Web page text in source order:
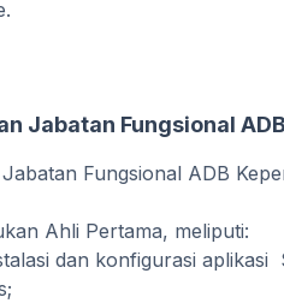
Jabatan Fungsional
Fungsional ADB
Ahli Pertama, meliputi:
dan konfigurasi